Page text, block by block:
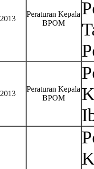
2013
Peraturan Kepala
BPOM
2013
Peraturan Kepala
BPOM